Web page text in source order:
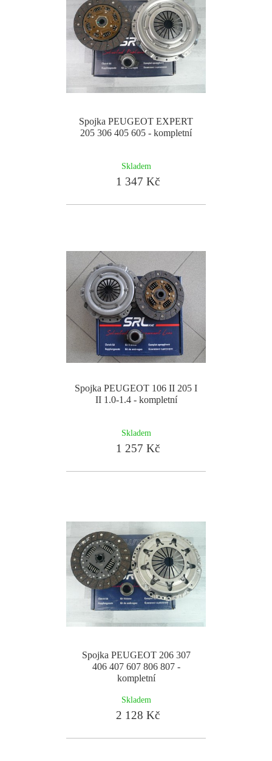
Spojka PEUGEOT EXPERT
205 306 405 605 - kompletní
Skladem
1 347 Kč
Spojka PEUGEOT 106 II 205 I
II 1.0-1.4 - kompletní
Skladem
1 257 Kč
Spojka PEUGEOT 206 307
406 407 607 806 807 -
kompletní
Skladem
2 128 Kč